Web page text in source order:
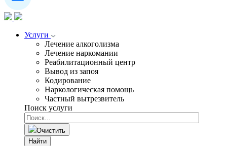
Услуги
Лечение алкоголизма
Лечение наркомании
Реабилитационный центр
Вывод из запоя
Кодирование
Наркологическая помощь
Частный вытрезвитель
Поиск услуги
Очистить
Найти